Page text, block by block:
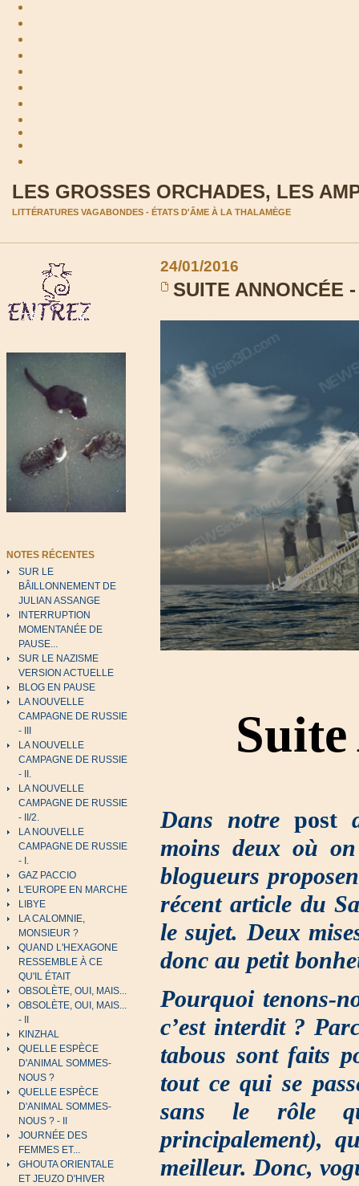
LES GROSSES ORCHADES, LES
LITTÉRATURES VAGABONDES - ÉTATS D'ÂME À LA THALAMÈGE
NOTES RÉCENTES
SUR LE
BÂILLONNEMENT DE
JULIAN ASSANGE
INTERRUPTION
MOMENTANÉE DE
PAUSE...
SUR LE NAZISME
VERSION ACTUELLE
BLOG EN PAUSE
LA NOUVELLE
CAMPAGNE DE RUSSIE
- III
LA NOUVELLE
CAMPAGNE DE RUSSIE
- II.
LA NOUVELLE
CAMPAGNE DE RUSSIE
- II/2.
LA NOUVELLE
CAMPAGNE DE RUSSIE
- I.
GAZ PACCIO
L'EUROPE EN MARCHE
LIBYE
LA CALOMNIE,
MONSIEUR ?
QUAND L'HEXAGONE
RESSEMBLE À CE
QU'IL ÉTAIT
OBSOLÈTE, OUI, MAIS...
OBSOLÈTE, OUI, MAIS...
- II
KINZHAL
QUELLE ESPÈCE
D'ANIMAL SOMMES-
NOUS ?
QUELLE ESPÈCE
D'ANIMAL SOMMES-
NOUS ? - II
JOURNÉE DES
FEMMES ET...
GHOUTA ORIENTALE
ET JEUZO D'HIVER
24/01/2016
SUITE ANNONCÉE
Dans notre post
moins deux où
blogueurs
récent article du
le sujet. Deux
donc au petit
Pourquoi tenons-
c’est interdit ?
tabous sont faits
tout ce qui se
sans le rôle
principalement),
meilleur. Donc,